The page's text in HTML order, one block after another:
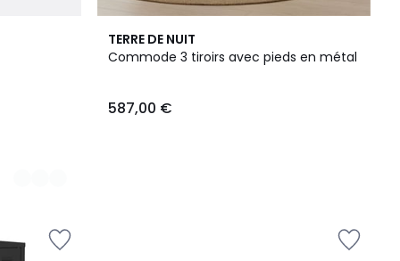
TERRE DE NUIT
Commode 3 tiroirs avec pieds en métal
587,00 €